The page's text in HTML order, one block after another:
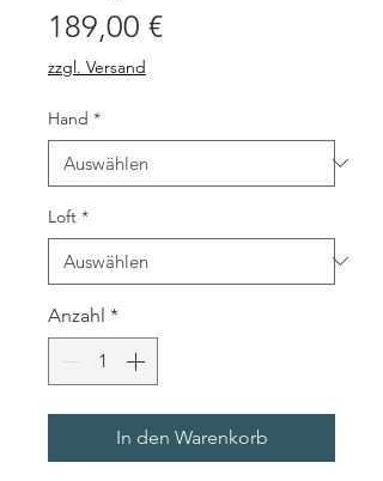
189,00 €Preis
zzgl. Versand
Hand *
Loft *
Anzahl *
In den Warenkorb